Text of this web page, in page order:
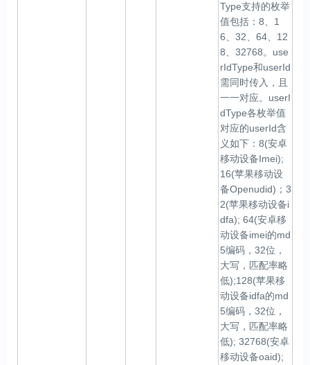
Type支持的枚举
值包括：8、1
6、32、64、12
8、32768。use
rIdType和userId
需同时传入，且
一一对应。userI
dType各枚举值
对应的userId含
义如下：8(安卓
移动设备Imei);
16(苹果移动设
备Openudid)；3
2(苹果移动设备i
dfa); 64(安卓移
动设备imei的md
5编码，32位，
大写，匹配率略
低);128(苹果移
动设备idfa的md
5编码，32位，
大写，匹配率略
低); 32768(安卓
移动设备oaid);